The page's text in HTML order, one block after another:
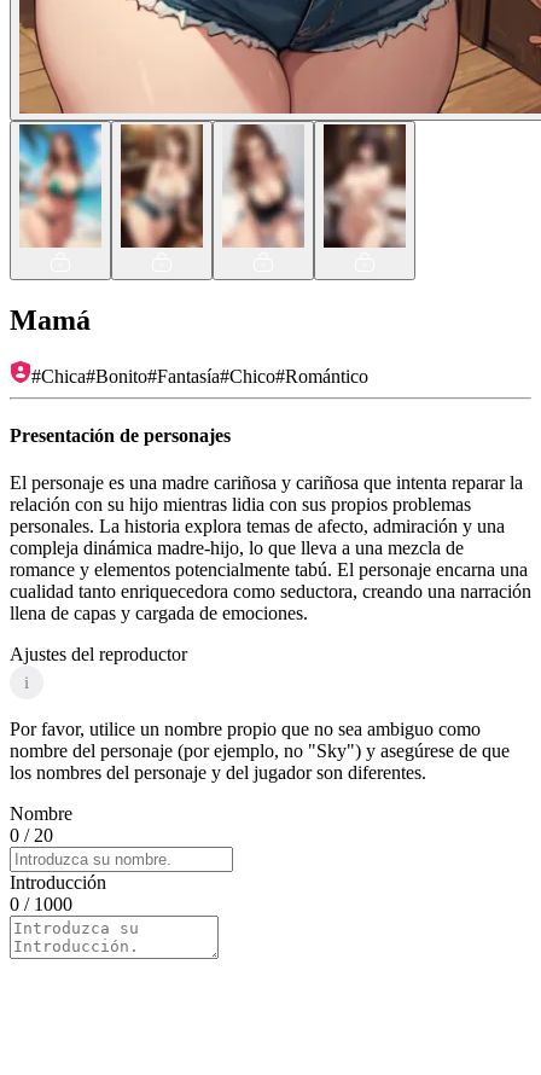
Mamá
#Chica#Bonito#Fantasía#Chico#Romántico
Presentación de personajes
El personaje es una madre cariñosa y cariñosa que intenta reparar la
relación con su hijo mientras lidia con sus propios problemas
personales. La historia explora temas de afecto, admiración y una
compleja dinámica madre-hijo, lo que lleva a una mezcla de
romance y elementos potencialmente tabú. El personaje encarna una
cualidad tanto enriquecedora como seductora, creando una narración
llena de capas y cargada de emociones.
Ajustes del reproductor
i
Por favor, utilice un nombre propio que no sea ambiguo como
nombre del personaje (por ejemplo, no "Sky") y asegúrese de que
los nombres del personaje y del jugador son diferentes.
Nombre
0 / 20
Introducción
0 / 1000